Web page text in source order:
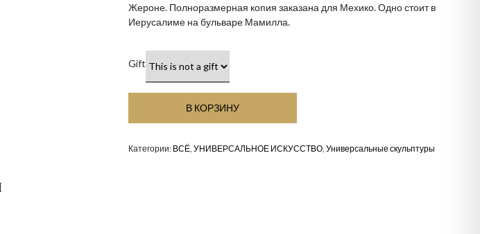
Жероне. Полноразмерная копия заказана для Мехико. Одно стоит в
Иерусалиме на бульваре Мамилла.
Gift
В КОРЗИНУ
Категории: ВСЁ,УНИВЕРСАЛЬНОЕ ИСКУССТВО,Универсальные скульптуры